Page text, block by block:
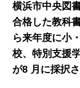
横浜市中央図
合格した教科
ら来年度に小
校、特別支援
が8 月に採択